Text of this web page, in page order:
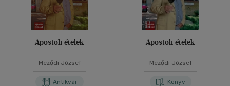
Apostoli ételek
Meződi József
Antikvár
Apostoli ételek
Meződi József
Könyv